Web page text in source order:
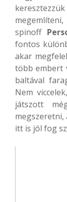
spinoff
fontos
akar
több embert
baltával
Nem
játszott
megszeretni,
itt is jól fog